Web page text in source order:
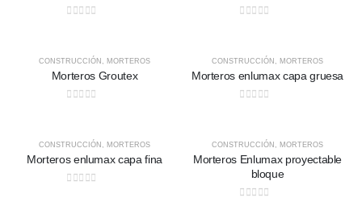
CONSTRUCCIÓN , MORTEROS
Morteros Groutex
CONSTRUCCIÓN , MORTEROS
Morteros enlumax capa gruesa
CONSTRUCCIÓN , MORTEROS
Morteros enlumax capa fina
CONSTRUCCIÓN , MORTEROS
Morteros Enlumax proyectable
bloque